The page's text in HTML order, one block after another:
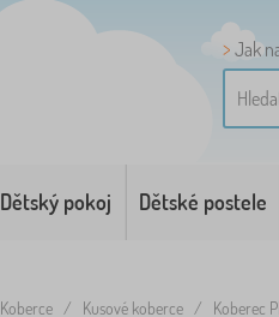
Jak
Dětský pokoj Dětské postele
Koberce / Kusové koberce / Koberec